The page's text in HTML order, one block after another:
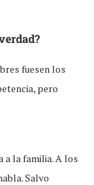
fuesen los
pero
a la familia. A los
Salvo